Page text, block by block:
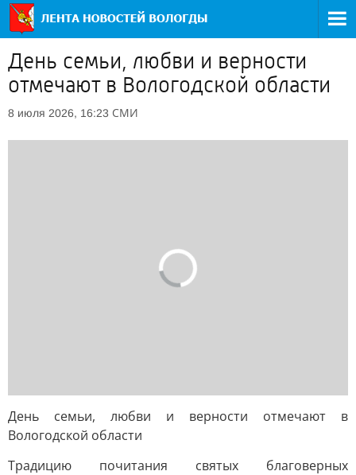
День семьи, любви и верности
отмечают в Вологодской области
8 июля 2026, 16:23 СМИ
День семьи, любви и верности отмечают в
Вологодской области
Традицию почитания святых благоверных